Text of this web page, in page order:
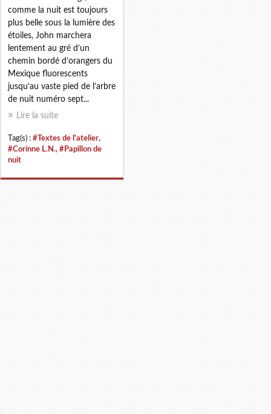
comme la nuit est toujours
plus belle sous la lumière des
étoiles, John marchera
lentement au gré d’un
chemin bordé d’orangers du
Mexique fluorescents
jusqu’au vaste pied de l’arbre
de nuit numéro sept...
Lire la suite
Tag(s) : #Textes de l'atelier,
#Corinne L.N., #Papillon de
nuit